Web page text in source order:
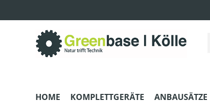
HOME KOMPLETTGERÄTE ANBAUSÄTZE